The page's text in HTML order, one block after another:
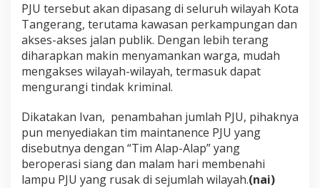
PJU tersebut akan dipasang di seluruh wilayah Kota
Tangerang, terutama kawasan perkampungan dan
akses-akses jalan publik. Dengan lebih terang
diharapkan makin menyamankan warga, mudah
mengakses wilayah-wilayah, termasuk dapat
mengurangi tindak kriminal.
Dikatakan Ivan, penambahan jumlah PJU, pihaknya
pun menyediakan tim maintanence PJU yang
disebutnya dengan “Tim Alap-Alap” yang
beroperasi siang dan malam hari membenahi
lampu PJU yang rusak di sejumlah wilayah.(nai)